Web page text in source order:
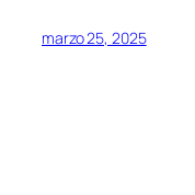
marzo 25, 2025